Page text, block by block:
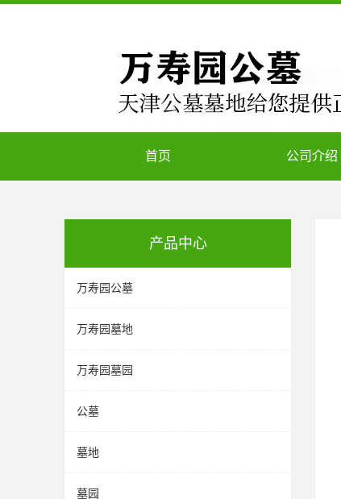
首页 公司介绍
产品中心
万寿园公墓
万寿园墓地
万寿园墓园
公墓
墓地
墓园